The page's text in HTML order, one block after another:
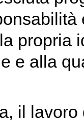
propria
e alla
il